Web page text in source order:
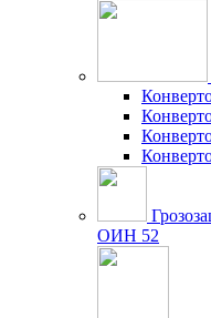
ОИН 52